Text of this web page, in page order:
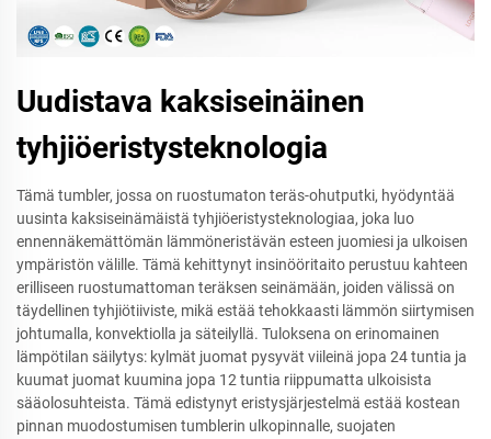
Uudistava kaksiseinäinen
tyhjiöeristysteknologia
Tämä tumbler, jossa on ruostumaton teräs-ohutputki, hyödyntää
uusinta kaksiseinämäistä tyhjiöeristysteknologiaa, joka luo
ennennäkemättömän lämmöneristävän esteen juomiesi ja ulkoisen
ympäristön välille. Tämä kehittynyt insinööritaito perustuu kahteen
erilliseen ruostumattoman teräksen seinämään, joiden välissä on
täydellinen tyhjiötiiviste, mikä estää tehokkaasti lämmön siirtymisen
johtumalla, konvektiolla ja säteilyllä. Tuloksena on erinomainen
lämpötilan säilytys: kylmät juomat pysyvät viileinä jopa 24 tuntia ja
kuumat juomat kuumina jopa 12 tuntia riippumatta ulkoisista
sääolosuhteista. Tämä edistynyt eristysjärjestelmä estää kostean
pinnan muodostumisen tumblerin ulkopinnalle, suojaten